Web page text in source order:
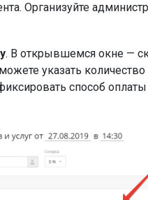
Организуйте
. В открывшемся окне —
указать
способ